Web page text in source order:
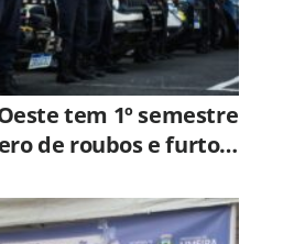
tem 1º semestre
de roubos e furtos